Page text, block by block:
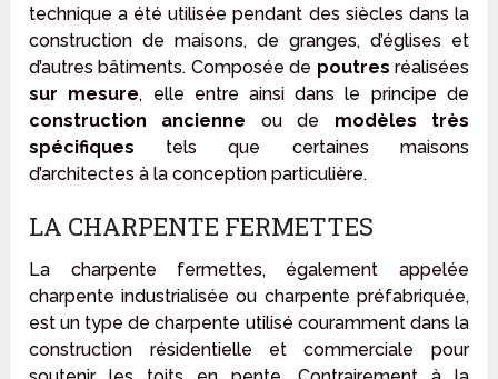
technique a été utilisée pendant des siècles dans la
construction de maisons, de granges, d’églises et
d’autres bâtiments. Composée de poutres réalisées
sur mesure, elle entre ainsi dans le principe de
construction ancienne ou de modèles très
spécifiques tels que certaines maisons
d’architectes à la conception particulière.
LA CHARPENTE FERMETTES
La charpente fermettes, également appelée
charpente industrialisée ou charpente préfabriquée,
est un type de charpente utilisé couramment dans la
construction résidentielle et commerciale pour